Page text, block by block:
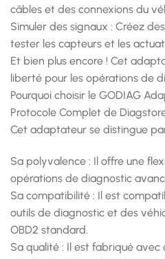
câbles et des connexions du
Simuler des signaux : Créez
tester les capteurs et les
Et bien plus encore ! Cet
liberté pour les opérations de
Pourquoi choisir le GODIAG
Protocole Complet de
Cet adaptateur se distingue
Sa polyvalence : Il offre une
opérations de diagnostic
Sa compatibilité : Il est
outils de diagnostic et des
OBD2 standard.
Sa qualité : Il est fabriqué